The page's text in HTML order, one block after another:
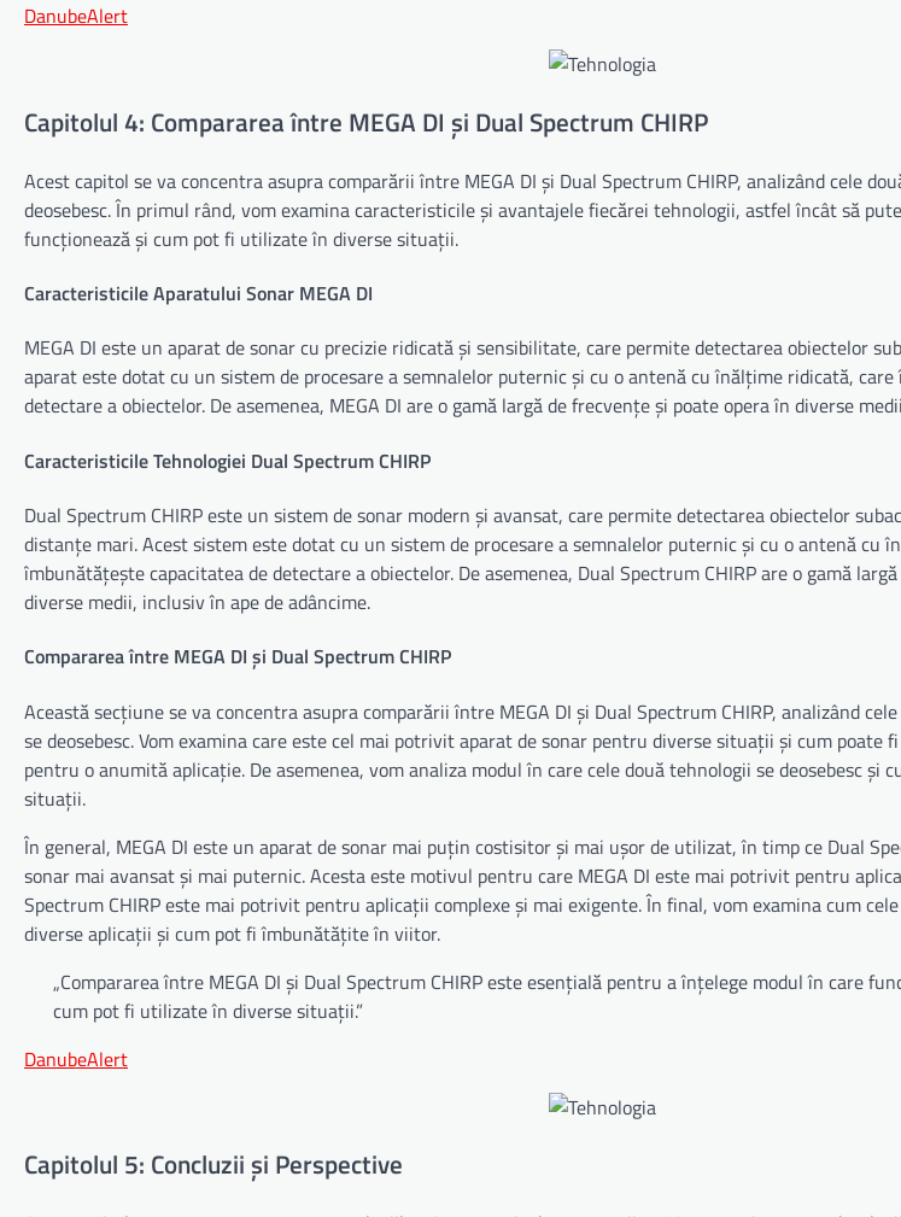
DanubeAlert
Capitolul 4: Compararea între MEGA DI și Dual Spectrum CHIRP
Acest capitol se va concentra asupra comparării între MEGA DI și Dual Spectrum CHIRP, analizând cele
deosebesc. În primul rând, vom examina caracteristicile și avantajele fiecărei tehnologii, astfel încât să
funcționează și cum pot fi utilizate în diverse situații.
Caracteristicile Aparatului Sonar MEGA DI
MEGA DI este un aparat de sonar cu precizie ridicată și sensibilitate, care permite detectarea obiectelor
aparat este dotat cu un sistem de procesare a semnalelor puternic și cu o antenă cu înălțime ridicată,
detectare a obiectelor. De asemenea, MEGA DI are o gamă largă de frecvențe și poate opera în diverse
Caracteristicile Tehnologiei Dual Spectrum CHIRP
Dual Spectrum CHIRP este un sistem de sonar modern și avansat, care permite detectarea obiectelor
distanțe mari. Acest sistem este dotat cu un sistem de procesare a semnalelor puternic și cu o antenă cu
îmbunătățește capacitatea de detectare a obiectelor. De asemenea, Dual Spectrum CHIRP are o gamă
diverse medii, inclusiv în ape de adâncime.
Compararea între MEGA DI și Dual Spectrum CHIRP
Această secțiune se va concentra asupra comparării între MEGA DI și Dual Spectrum CHIRP, analizând
se deosebesc. Vom examina care este cel mai potrivit aparat de sonar pentru diverse situații și cum poate
pentru o anumită aplicație. De asemenea, vom analiza modul în care cele două tehnologii se deosebesc și
situații.
În general, MEGA DI este un aparat de sonar mai puțin costisitor și mai ușor de utilizat, în timp ce Dual
sonar mai avansat și mai puternic. Acesta este motivul pentru care MEGA DI este mai potrivit pentru
Spectrum CHIRP este mai potrivit pentru aplicații complexe și mai exigente. În final, vom examina cum
diverse aplicații și cum pot fi îmbunătățite în viitor.
„Compararea între MEGA DI și Dual Spectrum CHIRP este esențială pentru a înțelege modul în care
cum pot fi utilizate în diverse situații.”
DanubeAlert
Capitolul 5: Concluzii și Perspective